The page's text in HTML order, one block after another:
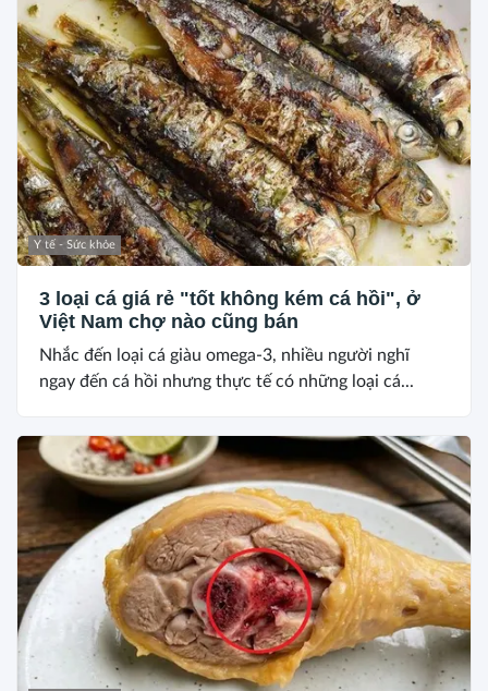
Y tế - Sức khỏe
3 loại cá giá rẻ "tốt không kém cá hồi", ở
Việt Nam chợ nào cũng bán
Nhắc đến loại cá giàu omega-3, nhiều người nghĩ
ngay đến cá hồi nhưng thực tế có những loại cá...